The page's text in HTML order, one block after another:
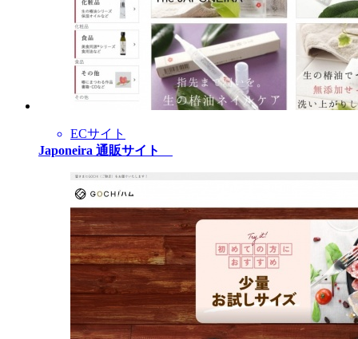
ECサイト
Japoneira 通販サイト